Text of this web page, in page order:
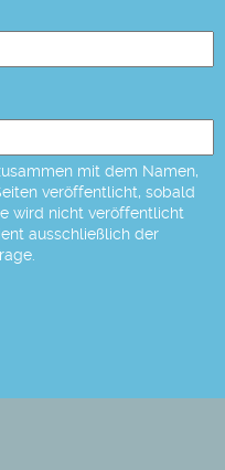
mit dem Namen,
veröffentlicht, sobald
wird nicht veröffentlicht
ausschließlich der